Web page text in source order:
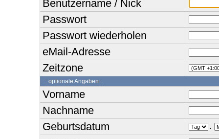
Benutzername / Nick
Passwort
Passwort wiederholen
eMail-Adresse
Zeitzone
:: optionale Angaben :.
Vorname
Nachname
Geburtsdatum
.